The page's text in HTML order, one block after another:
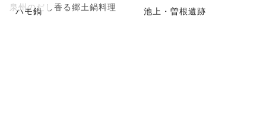
ハモ鍋
泉州のだし香る郷土鍋料理 池上・曽根遺跡